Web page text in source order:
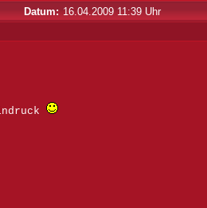
Datum: 16.04.2009 11:39 Uhr